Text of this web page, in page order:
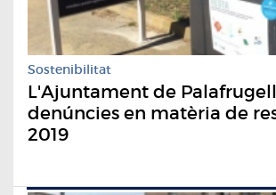
Sostenibilitat
L'Ajuntament de
denúncies en matèria de
2019